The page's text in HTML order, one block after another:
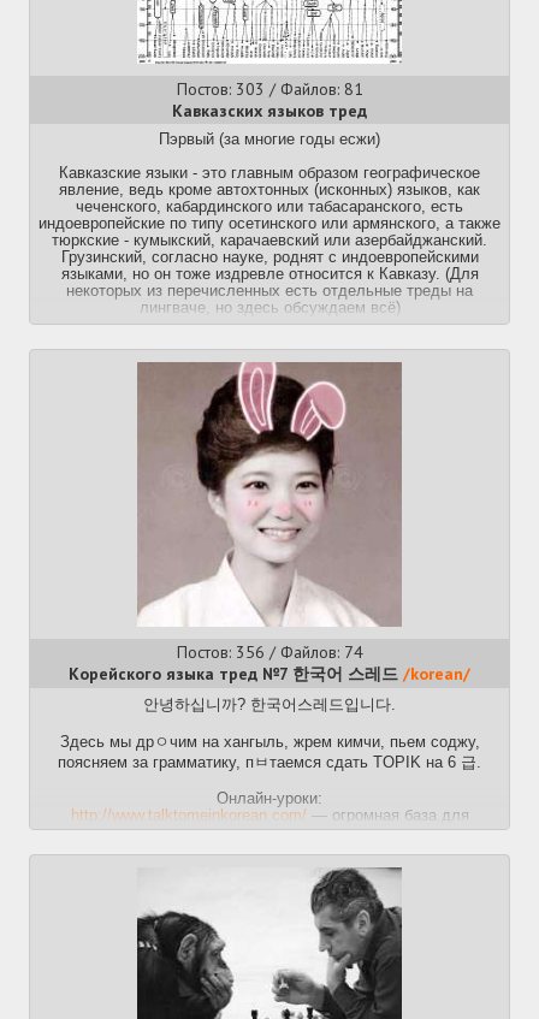
Постов: 303 / Файлов: 81
Кавказских языков тред
Пэрвый (за многие годы есжи)
Кавказские языки - это главным образом географическое
явление, ведь кроме автохтонных (исконных) языков, как
чеченского, кабардинского или табасаранского, есть
индоевропейские по типу осетинского или армянского, а также
тюркские - кумыкский, карачаевский или азербайджанский.
Грузинский, согласно науке, роднят с индоевропейскими
языками, но он тоже издревле относится к Кавказу. (Для
некоторых из перечисленных есть отдельные треды на
лингваче, но здесь обсуждаем всё)
Постов: 356 / Файлов: 74
Корейского языка тред №7 한국어 스레드 /korean/
안녕하십니까? 한국어스레드입니다.
Здесь мы дрㅇчим на хангыль, жрем кимчи, пьем соджу,
поясняем за грамматику, пㅂтаемся сдать TOPIK на 6 급.
Онлайн-уроки:
http://www.talktomeinkorean.com/— огромная база для
новичков
http://www.sejonghakdang.org/
- база из 30 различных учебников
университета Седжон. Нужна регистрация
https://vk.com/mykorean?w=wall-43895696_14181
Корейского Университета YONSEI
Хангыль: